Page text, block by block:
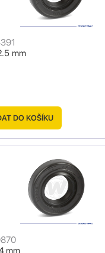
mm
DO KOŠÍKU
mm